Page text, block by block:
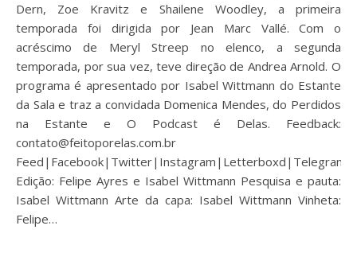
Dern, Zoe Kravitz e Shailene Woodley, a primeira
temporada foi dirigida por Jean Marc Vallé. Com o
acréscimo de Meryl Streep no elenco, a segunda
temporada, por sua vez, teve direção de Andrea Arnold. O
programa é apresentado por Isabel Wittmann do Estante
da Sala e traz a convidada Domenica Mendes, do Perdidos
na Estante e O Podcast é Delas. Feedback:
contato@feitoporelas.com.br
Feed|Facebook|Twitter|Instagram|Letterboxd|Telegram
Edição: Felipe Ayres e Isabel Wittmann Pesquisa e pauta:
Isabel Wittmann Arte da capa: Isabel Wittmann Vinheta:
Felipe…